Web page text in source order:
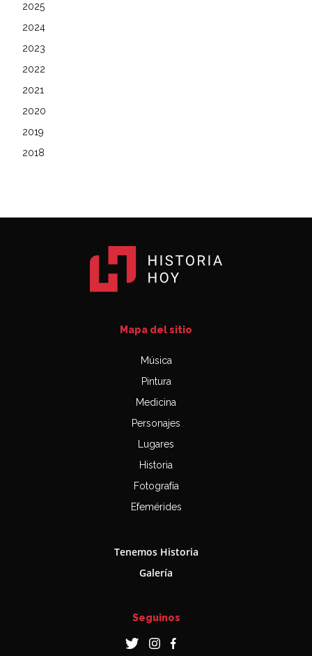
2025
2024
2023
2022
2021
2020
2019
2018
Mapa del sitio
Música
Pintura
Medicina
Personajes
Lugares
Historia
Fotografía
Efemérides
Tenemos Historia
Galería
Seguinos